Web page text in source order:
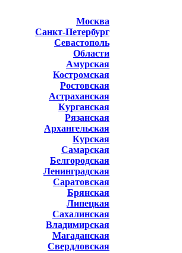
Москва
Санкт-Петербург
Севастополь
Области
Амурская
Костромская
Ростовская
Астраханская
Курганская
Рязанская
Архангельская
Курская
Самарская
Белгородская
Ленинградская
Саратовская
Брянская
Липецкая
Сахалинская
Владимирская
Магаданская
Свердловская